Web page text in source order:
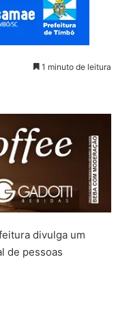
1 minuto de leitura
divulga um
de pessoas